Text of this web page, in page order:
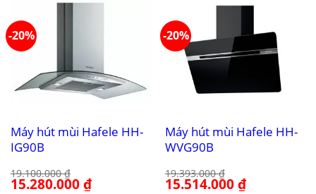
-20%
Máy hút mùi Hafele HH-
IG90B
19.100.000₫
Giá
gốc
15.280.000₫Giá
hiện
-20%
Máy hút mùi Hafele HH-
WVG90B
19.393.000₫
Giá
gốc
15.514.000₫Giá
hiện